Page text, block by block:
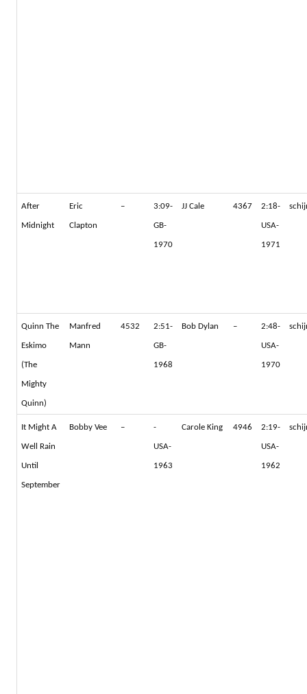
After
Midnight
Eric
Clapton
– 3:09-
GB-
1970
JJ Cale 4367 2:18-
USA-
1971
Quinn The
Eskimo
(The
Mighty
Quinn)
Manfred
Mann
4532 2:51-
GB-
1968
Bob Dylan – 2:48-
USA-
1970
It Might A
Well Rain
Until
September
Bobby Vee – -
USA-
1963
Carole King 4946 2:19-
USA-
1962